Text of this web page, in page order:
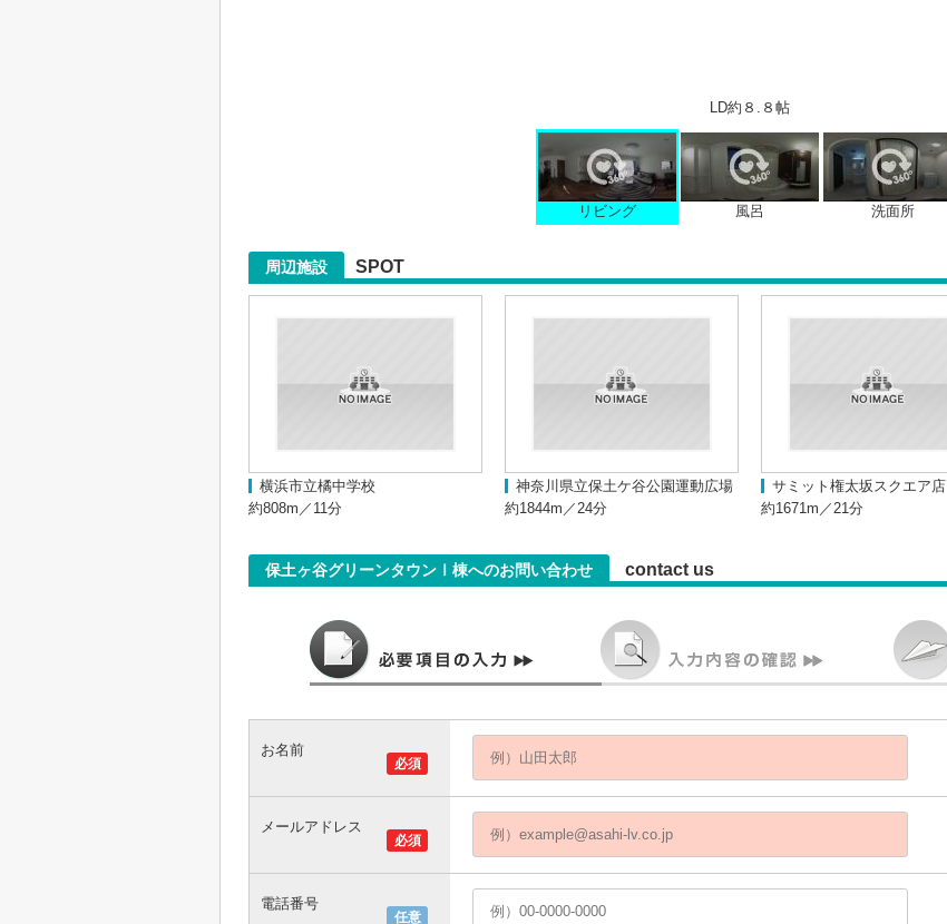
LD約８.８帖
リビング 風呂 洗面所
周辺施設 SPOT
横浜市立橘中学校
約808m／11分
神奈川県立保土ケ谷公園運動広場
約1844m／24分
サミット権太坂スクエア店
約1671m／21分
保土ヶ谷グリーンタウンⅠ棟へのお問い合わせ contact us
必須
お名前
必須
メールアドレス
任意
電話番号